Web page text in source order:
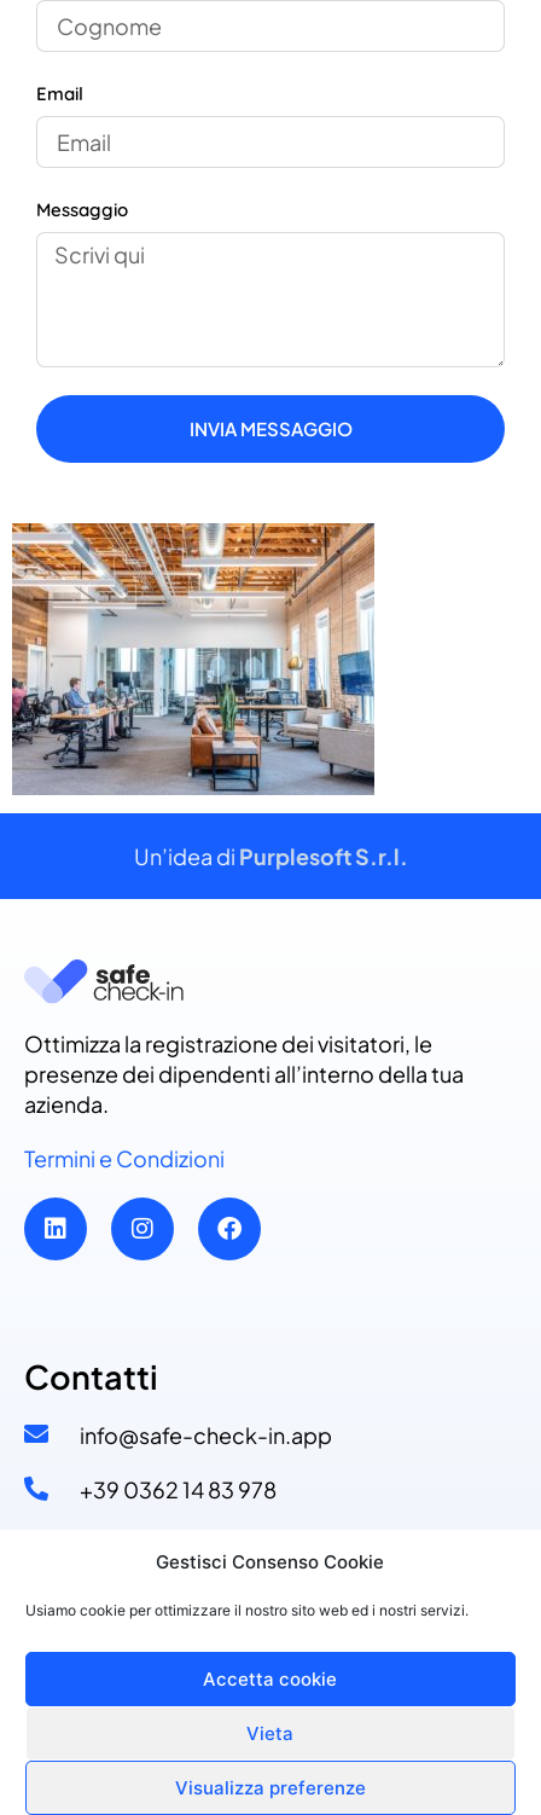
Gestisci Consenso Cookie
Usiamo cookie per ottimizzare il nostro sito web ed i nostri servizi.
Accetta cookie
Vieta
Visualizza preferenze
Email
Messaggio
INVIA MESSAGGIO
Un’idea di Purplesoft S.r.l.
Ottimizza la registrazione dei visitatori, le
presenze dei dipendenti all’interno della tua
azienda.
Termini e Condizioni
Contatti
info@safe-check-in.app
+39 0362 14 83 978​
Via Dante Alighieri, 4
20822 Seveso (MB)
©2021 PURPLESOFT S.R.L., P.IVA 10143150968
Made with by Purplesoft Srl